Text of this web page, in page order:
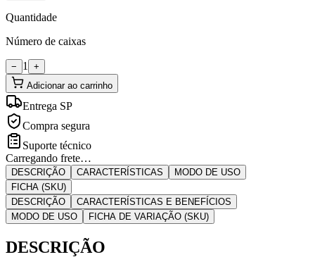
Quantidade
Número de caixas
− 1
+
Adicionar ao carrinho
Entrega SP
Compra segura
Suporte técnico
Carregando frete…
DESCRIÇÃO CARACTERÍSTICAS
MODO DE USO
FICHA (SKU)
DESCRIÇÃO
CARACTERÍSTICAS E BENEFÍCIOS
MODO DE USO
FICHA DE VARIAÇÃO (SKU)
DESCRIÇÃO